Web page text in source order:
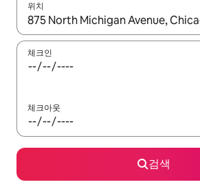
위치
결과가 나오면 위·아래 화살표 키를 사
체크인
체크아웃
검색